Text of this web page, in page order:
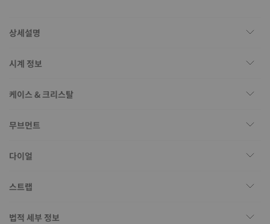
상세설명
시계 정보
케이스 & 크리스탈
무브먼트
다이얼
스트랩
법적 세부 정보